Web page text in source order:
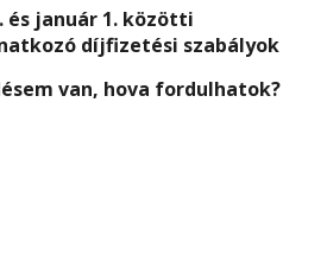
és január 1. közötti
díjfizetési szabályok
van, hova fordulhatok?